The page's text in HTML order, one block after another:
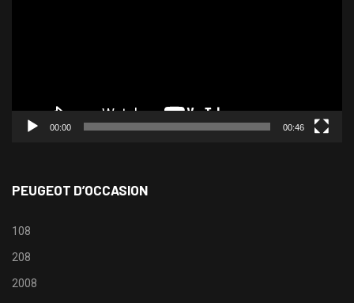
00:00 00:46
PEUGEOT D’OCCASION
108
208
2008